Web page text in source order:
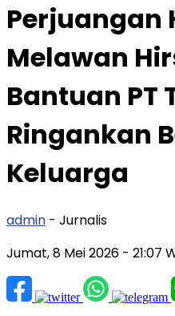
Perjuangan
Melawan
Bantuan PT
Ringankan
Keluarga
admin - Jurnalis
Jumat, 8 Mei 2026 - 21:07